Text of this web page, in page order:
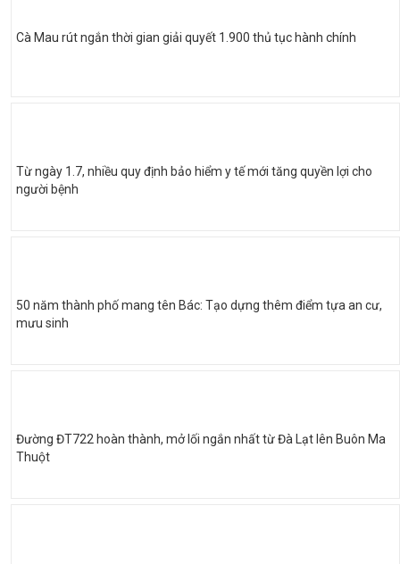
Cà Mau rút ngắn thời gian giải quyết 1.900 thủ tục hành chính
Từ ngày 1.7, nhiều quy định bảo hiểm y tế mới tăng quyền lợi cho
người bệnh
50 năm thành phố mang tên Bác: Tạo dựng thêm điểm tựa an cư,
mưu sinh
Đường ĐT722 hoàn thành, mở lối ngắn nhất từ Đà Lạt lên Buôn Ma
Thuột